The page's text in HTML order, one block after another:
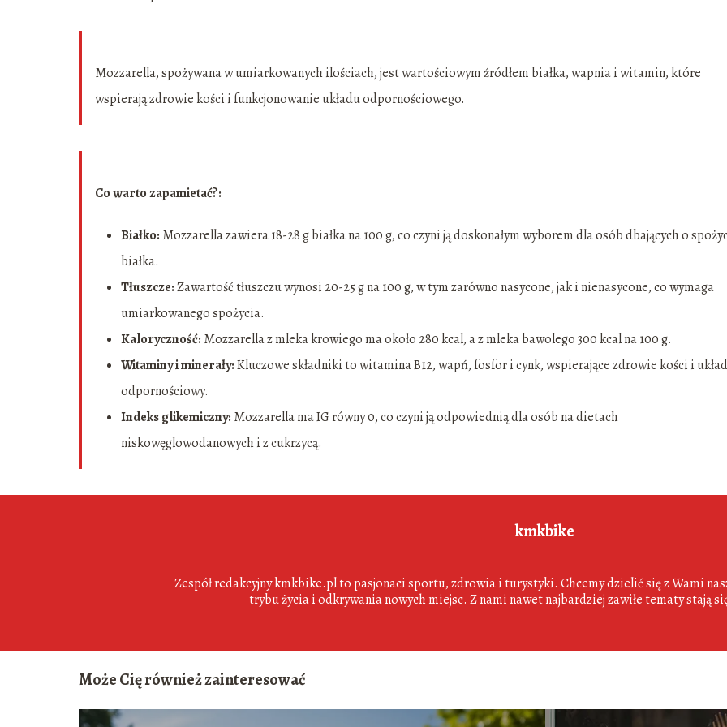
Mozzarella, spożywana w umiarkowanych ilościach, jest wartościowym źródłem białka, wapnia i witamin, które
wspierają zdrowie kości i funkcjonowanie układu odpornościowego.
Co warto zapamietać?:
Białko: Mozzarella zawiera 18-28 g białka na 100 g, co czyni ją doskonałym wyborem dla osób dbających o
białka.
Tłuszcze:Zawartość tłuszczu wynosi 20-25 g na 100 g, w tym zarówno nasycone, jak i nienasycone, co wymaga
umiarkowanego spożycia.
Kaloryczność: Mozzarella z mleka krowiego ma około 280 kcal, a z mleka bawolego 300 kcal na 100 g.
Witaminy i minerały:Kluczowe składniki to witamina B12, wapń, fosfor i cynk, wspierające zdrowie kości i układ
odpornościowy.
Indeks glikemiczny: Mozzarella ma IG równy 0, co czyni ją odpowiednią dla osób na dietach
niskowęglowodanowych i z cukrzycą.
kmkbike
Zespół redakcyjny kmkbike.pl to pasjonaci sportu, zdrowia i turystyki. Chcemy dzielić się z Wami
trybu życia i odkrywania nowych miejsc. Z nami nawet najbardziej zawiłe tematy stają
Może Cię również zainteresować